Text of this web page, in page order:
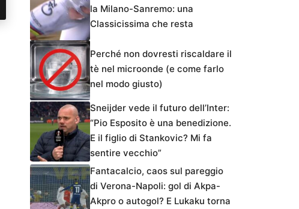
la Milano-Sanremo: una
Classicissima che resta
Perché non dovresti riscaldare il
tè nel microonde (e come farlo
nel modo giusto)
Sneijder vede il futuro dell’Inter:
“Pio Esposito è una benedizione.
E il figlio di Stankovic? Mi fa
sentire vecchio”
Fantacalcio, caos sul pareggio
di Verona-Napoli: gol di Akpa-
Akpro o autogol? E Lukaku torna